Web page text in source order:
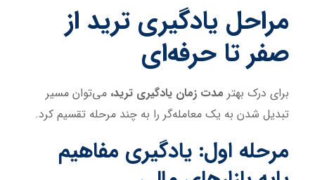
مراحل یادگیری ترید از
صفر تا حرفه‌ای
برای درک بهتر مدت زمان یادگیری ترید، می‌توان مسیر
تبدیل شدن به یک معامله‌گر را به چند مرحله تقسیم کرد.
مرحله اول: یادگیری مفاهیم